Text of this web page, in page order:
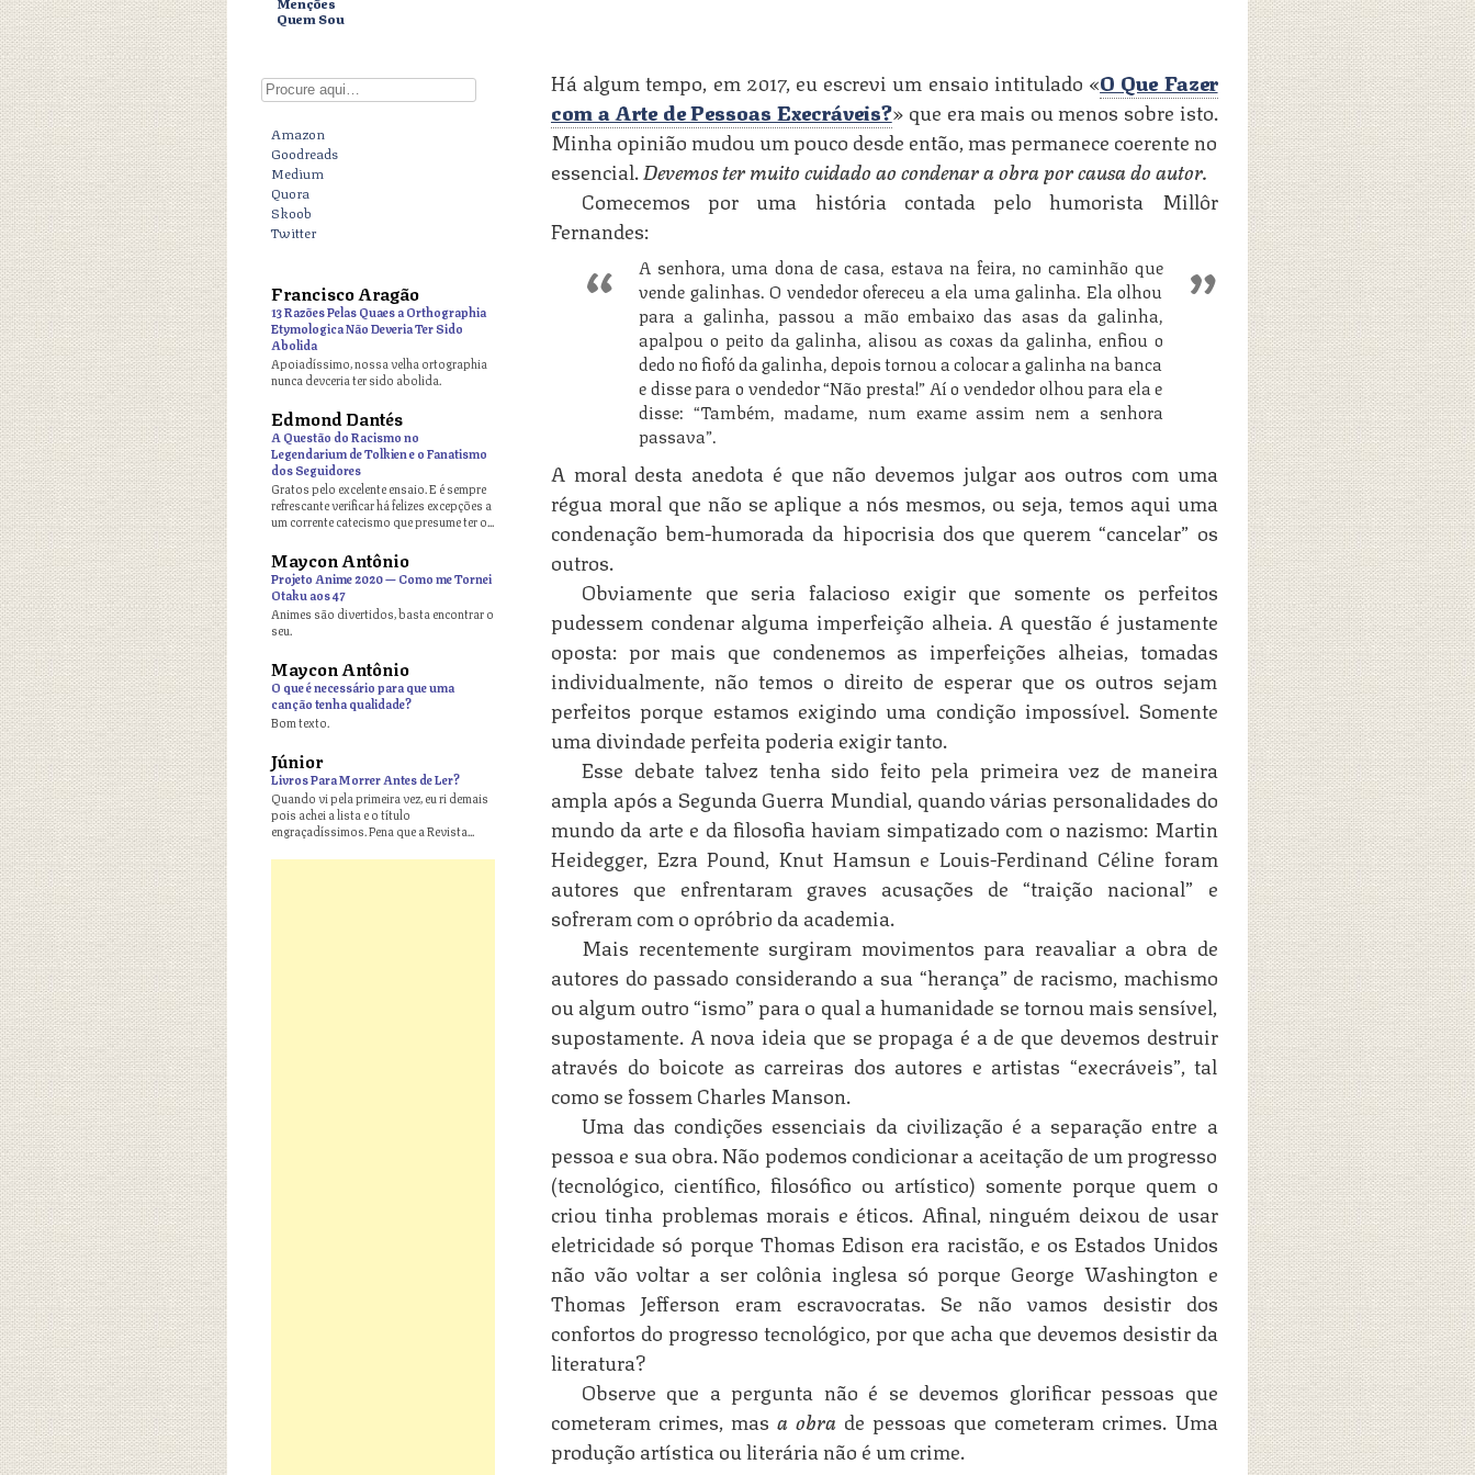
Quem Sou
Há algum tempo, em 2017, eu escrevi um ensaio intitulado «O Que Fazer
com a Arte de Pessoas Execráveis?» que era mais ou menos sobre isto.
Minha opinião mudou um pouco desde então, mas permanece coerente no
essencial.Devemos ter muito cuidado ao condenar a obra por causa do autor.
Comecemos por uma história contada pelo humorista Millôr
Fernandes:
A senhora, uma dona de casa, estava na feira, no caminhão que
vende galinhas. O vendedor ofereceu a ela uma galinha. Ela olhou
para a galinha, passou a mão embaixo das asas da galinha,
apalpou o peito da galinha, alisou as coxas da galinha, enfiou o
dedo no fiofó da galinha, depois tornou a colocar a galinha na banca
e disse para o vendedor “Não presta!” Aí o vendedor olhou para ela e
disse: “Também, madame, num exame assim nem a senhora
passava”.
A moral desta anedota é que não devemos julgar aos outros com uma
régua moral que não se aplique a nós mesmos, ou seja, temos aqui uma
condenação bem-humorada da hipocrisia dos que querem “cancelar” os
outros.
Obviamente que seria falacioso exigir que somente os perfeitos
pudessem condenar alguma imperfeição alheia. A questão é justamente
oposta: por mais que condenemos as imperfeições alheias, tomadas
individualmente, não temos o direito de esperar que os outros sejam
perfeitos porque estamos exigindo uma condição impossível. Somente
uma divindade perfeita poderia exigir tanto.
Esse debate talvez tenha sido feito pela primeira vez de maneira
ampla após a Segunda Guerra Mundial, quando várias personalidades do
mundo da arte e da filosofia haviam simpatizado com o nazismo: Martin
Heidegger, Ezra Pound, Knut Hamsun e Louis-Ferdinand Céline foram
autores que enfrentaram graves acusações de “traição nacional” e
sofreram com o opróbrio da academia.
Mais recentemente surgiram movimentos para reavaliar a obra de
autores do passado considerando a sua “herança” de racismo, machismo
ou algum outro “ismo” para o qual a humanidade se tornou mais sensível,
supostamente. A nova ideia que se propaga é a de que devemos destruir
através do boicote as carreiras dos autores e artistas “execráveis”, tal
como se fossem Charles Manson.
Uma das condições essenciais da civilização é a separação entre a
pessoa e sua obra. Não podemos condicionar a aceitação de um progresso
(tecnológico, científico, filosófico ou artístico) somente porque quem o
criou tinha problemas morais e éticos. Afinal, ninguém deixou de usar
eletricidade só porque Thomas Edison era racistão, e os Estados Unidos
não vão voltar a ser colônia inglesa só porque George Washington e
Thomas Jefferson eram escravocratas. Se não vamos desistir dos
confortos do progresso tecnológico, por que acha que devemos desistir da
literatura?
Observe que a pergunta não é se devemos glorificar pessoas que
cometeram crimes, masa obra de pessoas que cometeram crimes. Uma
produção artística ou literária não é um crime.
Digite aqui
Amazon
Goodreads
Medium
Quora
Skoob
Twitter
Francisco Aragão
13 Razões Pelas Quaes a Orthographia
Etymologica Não Deveria Ter Sido
Abolida
Apoiadíssimo, nossa velha ortographia
nunca devceria ter sido abolida.
Edmond Dantés
A Questão do Racismo no
Legendarium de Tolkien e o Fanatismo
dos Seguidores
Gratos pelo excelente ensaio. E é sempre
refrescante verificar há felizes excepções a
um corrente catecismo que presume ter o...
Maycon Antônio
Projeto Anime 2020 — Como me Tornei
Otaku aos 47
Animes são divertidos, basta encontrar o
seu.
Maycon Antônio
O que é necessário para que uma
canção tenha qualidade?
Bom texto.
Júnior
Livros Para Morrer Antes de Ler?
Quando vi pela primeira vez, eu ri demais
pois achei a lista e o título
engraçadíssimos. Pena que a Revista...